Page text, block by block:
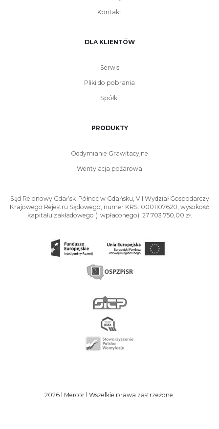
Kontakt
DLA KLIENTÓW
Serwis
Pliki do pobrania
Spółki
PRODUKTY
Oddymianie Grawitacyjne
Wentylacja pożarowa
Sąd Rejonowy Gdańsk-Północ w Gdańsku, VII Wydział Gospodarczy
Krajowego Rejestru Sądowego, numer KRS: 0001107620, wysokość
kapitału zakładowego (i wpłaconego): 27 703 750,00 zł.
2026 | Mercor | Wszelkie prawa zastrzeżone.